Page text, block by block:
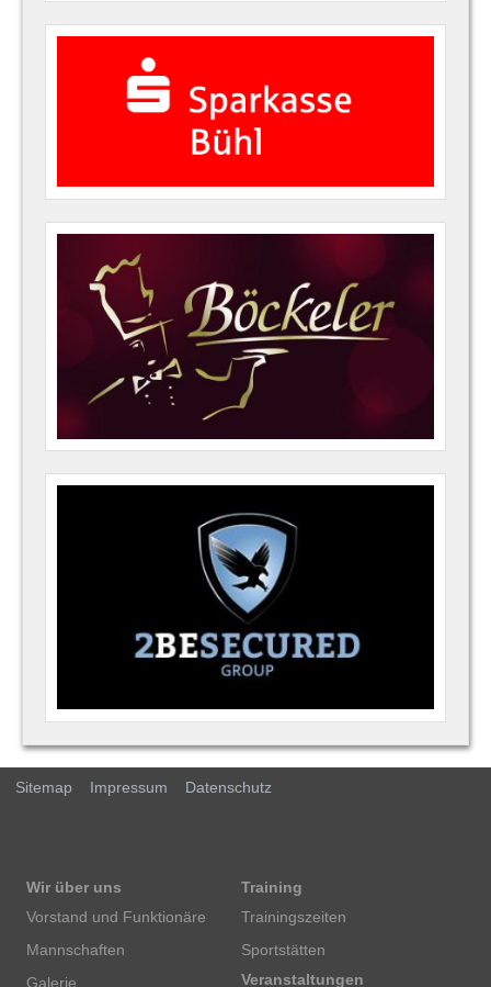
Sitemap Impressum Datenschutz
Wir über uns
Vorstand und Funktionäre
Mannschaften
Galerie
Training
Trainingszeiten
Sportstätten
Veranstaltungen